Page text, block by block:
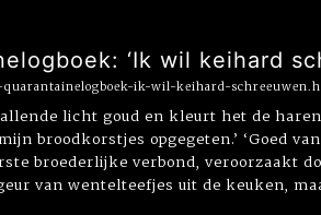
‘Ik wil keihard
ik-wil-keihard-
licht goud en kleurt het de
broodkorstjes opgegeten.’ ‘Goed
broederlijke verbond, veroorzaakt
van wentelteefjes uit de keuken,